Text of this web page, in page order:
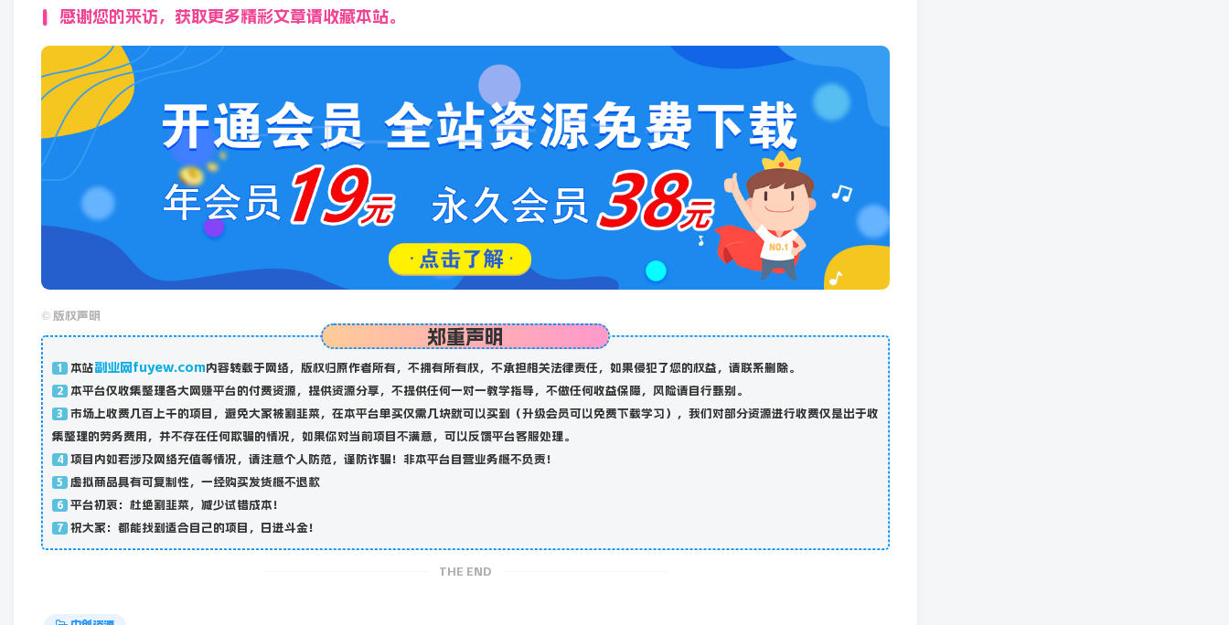
感谢您的来访，获取更多精彩文章请收藏本站。
© 版权声明
郑重声明
1 本站副业网fuyew.com内容转载于网络，版权归原作者所有，不拥有所有权，不承担相关法律责任，如果侵犯了您的权益，请联系删除。
2 本平台仅收集整理各大网赚平台的付费资源，提供资源分享，不提供任何一对一教学指导，不做任何收益保障，风险请自行甄别。
3
市场上收费几百上千的项目，避免大家被割韭菜，在本平台单买仅需几块就可以买到（升级会员可以免费下载学习），我们对部分资源进行收费仅是出于收
集整理的劳务费用，并不存在任何欺骗的情况，如果你对当前项目不满意，可以反馈平台客服处理。
4 项目内如若涉及网络充值等情况，请注意个人防范，谨防诈骗！非本平台自营业务概不负责！
5 虚拟商品具有可复制性，一经购买发货概不退款
6 平台初衷：杜绝割韭菜，减少试错成本！
7 祝大家：都能找到适合自己的项目，日进斗金！
THE END